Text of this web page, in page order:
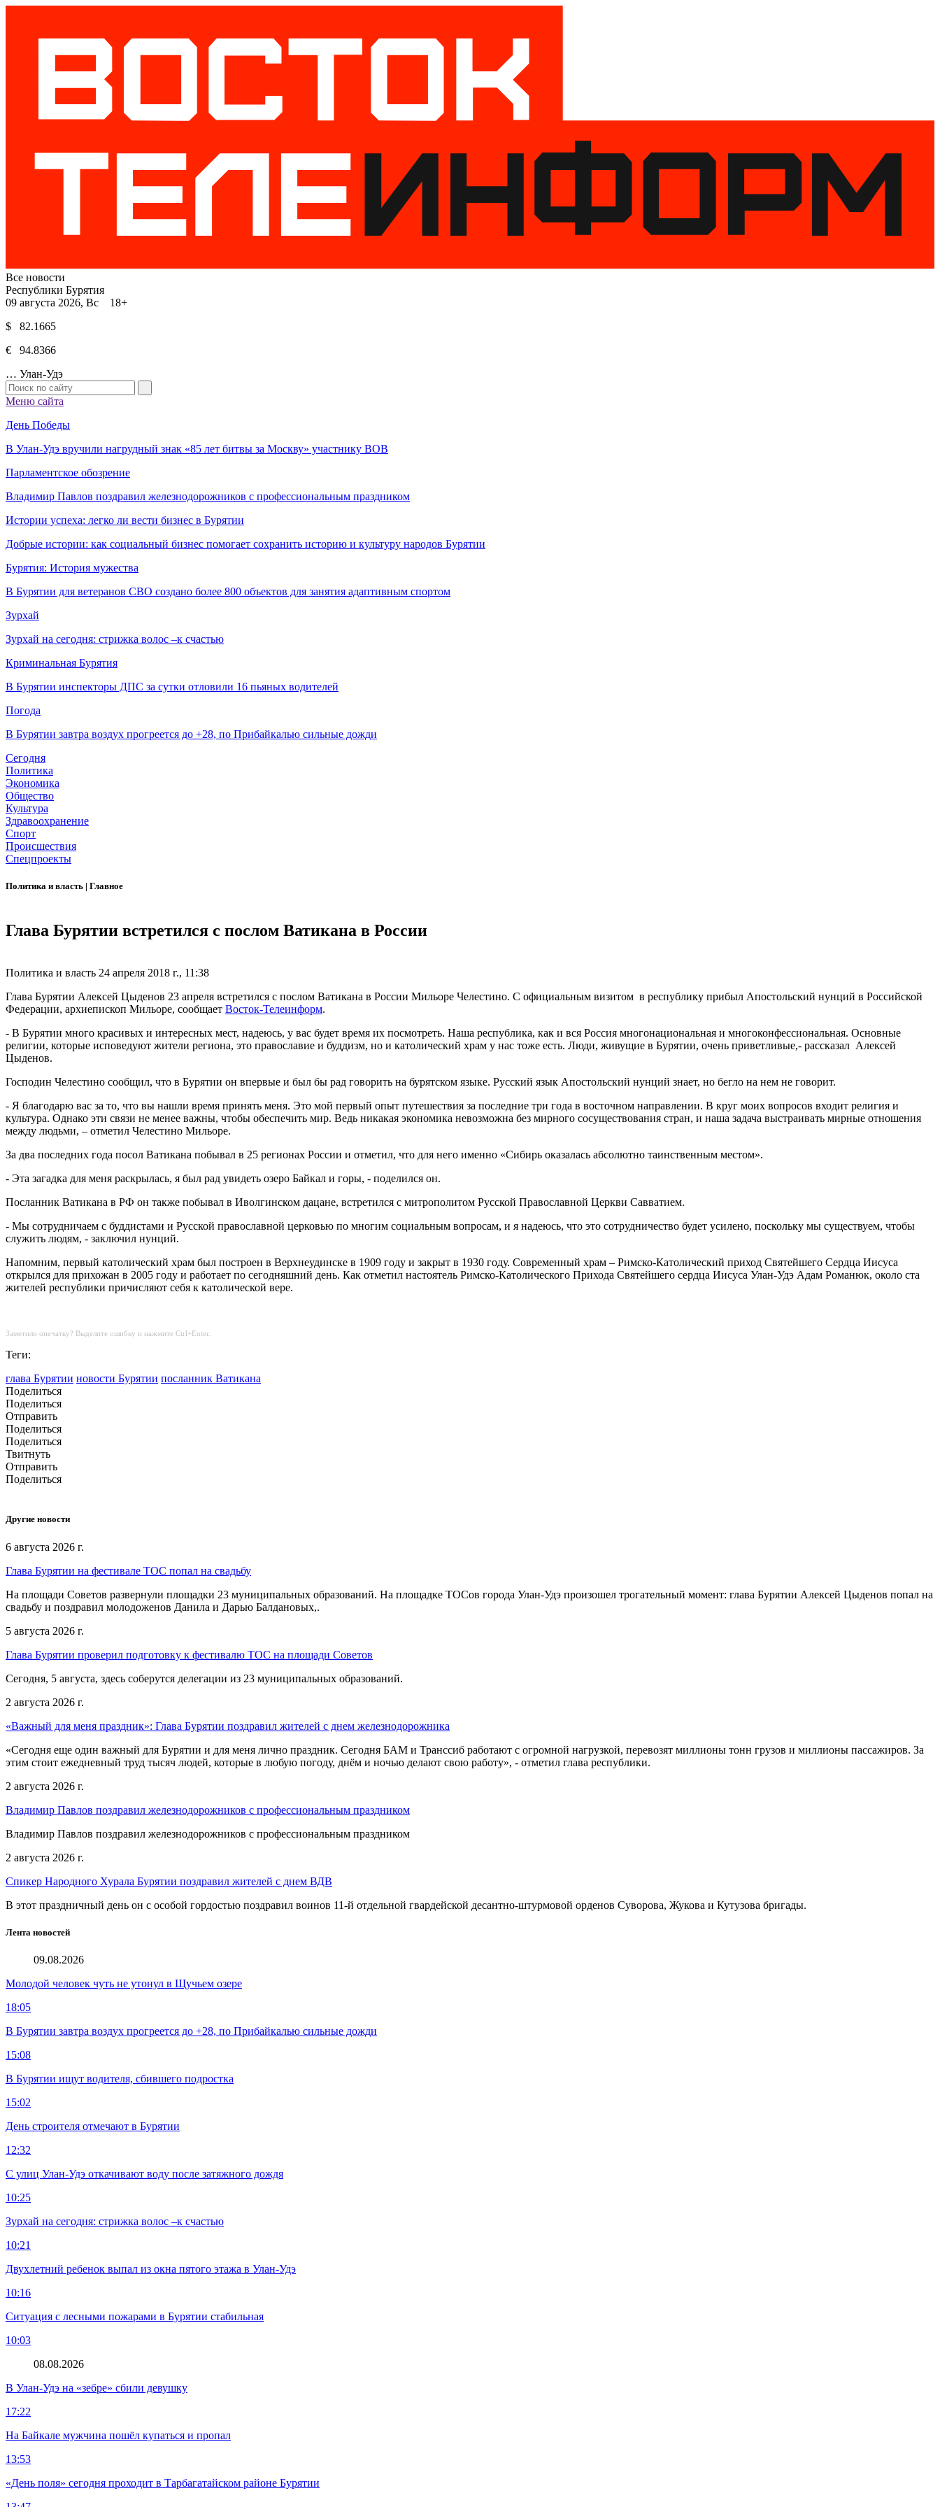
Все новости
Республики Бурятия
09 августа 2026, Вс 18+
$ 82.1665
€ 94.8366
… Улан-Удэ
Меню сайта
День Победы
В Улан-Удэ вручили нагрудный знак «85 лет битвы за Москву» участнику ВОВ
Парламентское обозрение
Владимир Павлов поздравил железнодорожников с профессиональным праздником
Истории успеха: легко ли вести бизнес в Бурятии
Добрые истории: как социальный бизнес помогает сохранить историю и культуру народов Бурятии
Бурятия: История мужества
В Бурятии для ветеранов СВО создано более 800 объектов для занятия адаптивным спортом
Зурхай
Зурхай на сегодня: стрижка волос –к счастью
Криминальная Бурятия
В Бурятии инспекторы ДПС за сутки отловили 16 пьяных водителей
Погода
В Бурятии завтра воздух прогреется до +28, по Прибайкалью сильные дожди
Сегодня
Политика
Экономика
Общество
Культура
Здравоохранение
Спорт
Происшествия
Спецпроекты
Политика и власть | Главное
Глава Бурятии встретился с послом Ватикана в России
Политика и власть 24 апреля 2018 г., 11:38
Глава Бурятии Алексей Цыденов 23 апреля встретился с послом Ватикана в России Мильоре Челестино. С официальным визитом в республику прибыл Апостольский нунций в Российской
Федерации, архиепископ Мильоре, сообщает Восток-Телеинформ.
- В Бурятии много красивых и интересных мест, надеюсь, у вас будет время их посмотреть. Наша республика, как и вся Россия многонациональная и многоконфессиональная. Основные
религии, которые исповедуют жители региона, это православие и буддизм, но и католический храм у нас тоже есть. Люди, живущие в Бурятии, очень приветливые,- рассказал Алексей
Цыденов.
Господин Челестино сообщил, что в Бурятии он впервые и был бы рад говорить на бурятском языке. Русский язык Апостольский нунций знает, но бегло на нем не говорит.
- Я благодарю вас за то, что вы нашли время принять меня. Это мой первый опыт путешествия за последние три года в восточном направлении. В круг моих вопросов входит религия и
культура. Однако эти связи не менее важны, чтобы обеспечить мир. Ведь никакая экономика невозможна без мирного сосуществования стран, и наша задача выстраивать мирные отношения
между людьми, – отметил Челестино Мильоре.
За два последних года посол Ватикана побывал в 25 регионах России и отметил, что для него именно «Сибирь оказалась абсолютно таинственным местом».
- Эта загадка для меня раскрылась, я был рад увидеть озеро Байкал и горы, - поделился он.
Посланник Ватикана в РФ он также побывал в Иволгинском дацане, встретился с митрополитом Русской Православной Церкви Савватием.
- Мы сотрудничаем с буддистами и Русской православной церковью по многим социальным вопросам, и я надеюсь, что это сотрудничество будет усилено, поскольку мы существуем, чтобы
служить людям, - заключил нунций.
Напомним, первый католический храм был построен в Верхнеудинске в 1909 году и закрыт в 1930 году. Современный храм – Римско-Католический приход Святейшего Сердца Иисуса
открылся для прихожан в 2005 году и работает по сегодняшний день. Как отметил настоятель Римско-Католического Прихода Святейшего сердца Иисуса Улан-Удэ Адам Романюк, около ста
жителей республики причисляют себя к католической вере.
Заметили опечатку? Выделите ошибку и нажмите Ctrl+Enter.
Теги:
глава Бурятии новости Бурятии посланник Ватикана
Поделиться
Поделиться
Отправить
Поделиться
Поделиться
Твитнуть
Отправить
Поделиться
Другие новости
6 августа 2026 г.
Глава Бурятии на фестивале ТОС попал на свадьбу
На площади Советов развернули площадки 23 муниципальных образований. На площадке ТОСов города Улан-Удэ произошел трогательный момент: глава Бурятии Алексей Цыденов попал на
свадьбу и поздравил молодоженов Данила и Дарью Балдановых,.
5 августа 2026 г.
Глава Бурятии проверил подготовку к фестивалю ТОС на площади Советов
Сегодня, 5 августа, здесь соберутся делегации из 23 муниципальных образований.
2 августа 2026 г.
«Важный для меня праздник»: Глава Бурятии поздравил жителей с днем железнодорожника
«Сегодня еще один важный для Бурятии и для меня лично праздник. Сегодня БАМ и Транссиб работают с огромной нагрузкой, перевозят миллионы тонн грузов и миллионы пассажиров. За
этим стоит ежедневный труд тысяч людей, которые в любую погоду, днём и ночью делают свою работу», - отметил глава республики.
2 августа 2026 г.
Владимир Павлов поздравил железнодорожников с профессиональным праздником
Владимир Павлов поздравил железнодорожников с профессиональным праздником
2 августа 2026 г.
Спикер Народного Хурала Бурятии поздравил жителей с днем ВДВ
В этот праздничный день он с особой гордостью поздравил воинов 11-й отдельной гвардейской десантно-штурмовой орденов Суворова, Жукова и Кутузова бригады.
Лента новостей
09.08.2026
Молодой человек чуть не утонул в Щучьем озере
18:05
В Бурятии завтра воздух прогреется до +28, по Прибайкалью сильные дожди
15:08
В Бурятии ищут водителя, сбившего подростка
15:02
День строителя отмечают в Бурятии
12:32
С улиц Улан-Удэ откачивают воду после затяжного дождя
10:25
Зурхай на сегодня: стрижка волос –к счастью
10:21
Двухлетний ребенок выпал из окна пятого этажа в Улан-Удэ
10:16
Ситуация с лесными пожарами в Бурятии стабильная
10:03
08.08.2026
В Улан-Удэ на «зебре» сбили девушку
17:22
На Байкале мужчина пошёл купаться и пропал
13:53
«День поля» сегодня проходит в Тарбагатайском районе Бурятии